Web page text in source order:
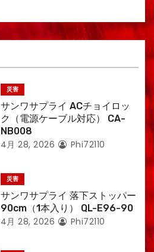
災害
サンワサプライ ACチョイロッ
ク（電源ケーブル対応） CA-
NB008
4月 28, 2026 Phi72110
災害
サンワサプライ 落下ストッパー
90cm（1本入り） QL-E96-90
4月 28, 2026 Phi72110